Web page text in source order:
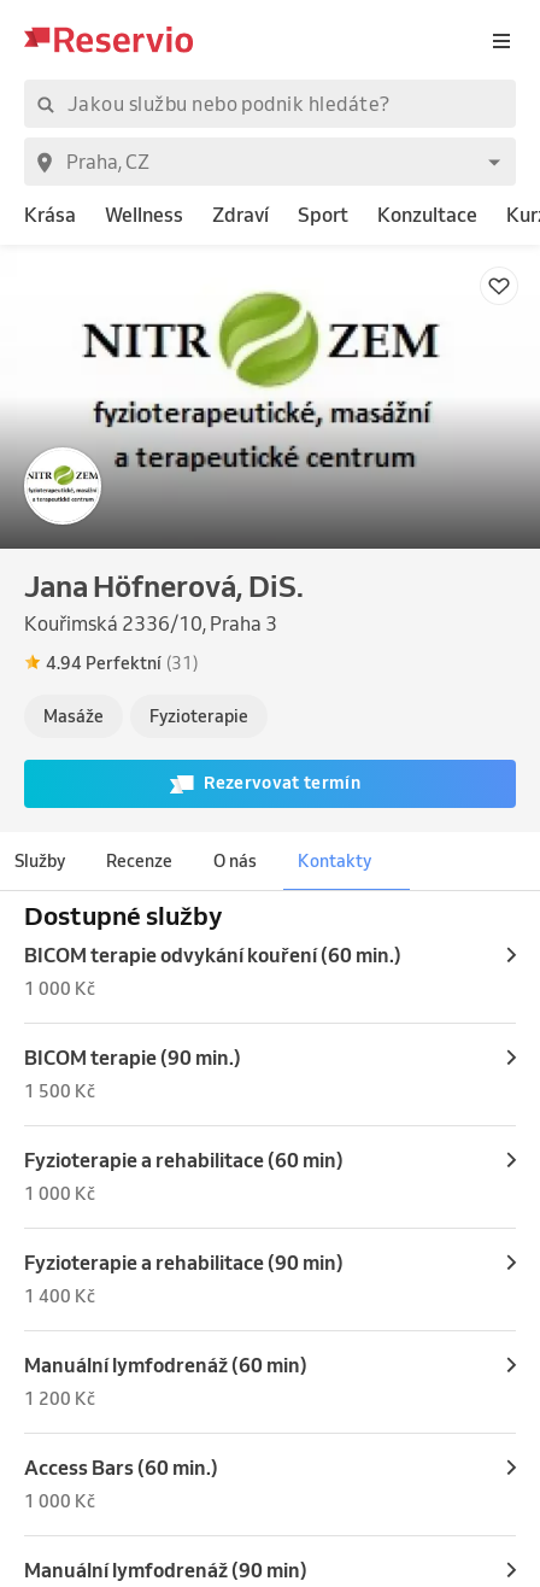
Krása Wellness Zdraví Sport Konzultace
Jana Höfnerová, DiS.
Kouřimská 2336/10, Praha 3
4.94 Perfektní (31)
Masáže Fyzioterapie
Rezervovat termín
Služby Recenze O nás Kontakty
Dostupné služby
BICOM terapie odvykání kouření (60 min.)
1 000 Kč
BICOM terapie (90 min.)
1 500 Kč
Fyzioterapie a rehabilitace (60 min)
1 000 Kč
Fyzioterapie a rehabilitace (90 min)
1 400 Kč
Manuální lymfodrenáž (60 min)
1 200 Kč
Access Bars (60 min.)
1 000 Kč
Manuální lymfodrenáž (90 min)